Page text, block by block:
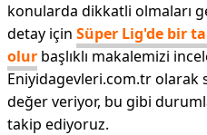
konularda dikkatli olmaları
detay için Süper Lig'de bir
olur başlıklı makalemizi
Eniyidagevleri.com.tr
değer veriyor, bu gibi
takip ediyoruz.